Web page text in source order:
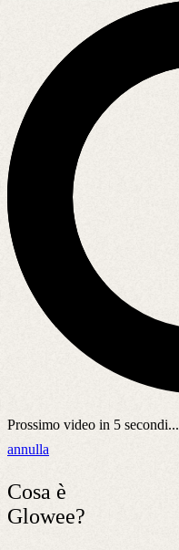
Prossimo video in 5 secondi...
annulla
Cosa è
Glowee?